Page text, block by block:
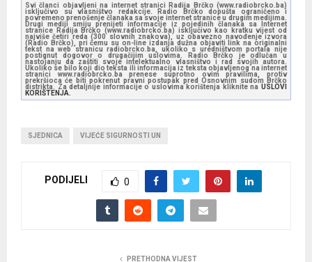
Svi članci objavljeni na internet stranici Radija Brčko (www.radiobrcko.ba)
isključivo su vlasništvo redakcije. Radio Brčko dopušta ograničeno i
povremeno prenošenje članaka sa svoje internet stranice u drugim medijima.
Drugi mediji smiju prenijeti informacije iz pojedinih članaka sa Internet
stranice Radija Brčko (www.radiobrcko.ba) isključivo kao kratku vijest od
najviše četiri reda (300 slovnih znakova), uz obavezno navođenje izvora
(Radio Brčko), pri čemu su on-line izdanja dužna objaviti link na originalni
tekst na web stranicu radiobrcko.ba, ukoliko s uredništvom portala nije
postignut dogovor o drugačijim uslovima. Radio Brčko je odlučan u
nastojanju da zaštiti svoje intelektualno vlasništvo i rad svojih autora.
Ukoliko se bilo koji dio teksta ili informacija iz teksta objavljenog na internet
stranici www.radiobrcko.ba prenese suprotno ovim pravilima, protiv
prekršioca će biti pokrenut pravni postupak pred Osnovnim sudom Brčko
distrikta. Za detaljnije informacije o uslovima korištenja kliknite na USLOVI
KORIŠTENJA.
SJEDNICA VIJEĆE SIGURNOSTI UN
PODIJELI 0
PRETHODNA VIJEST